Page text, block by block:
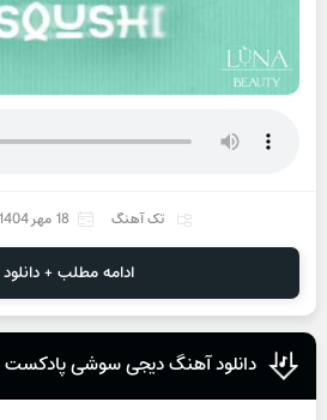
تک آهنگ 18 مهر 1404
ادامه مطلب +
دانلود آهنگ دیجی سوشی پادکست